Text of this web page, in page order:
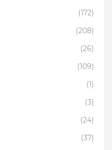
(172)
(208)
(26)
(109)
(1)
(3)
(24)
(37)